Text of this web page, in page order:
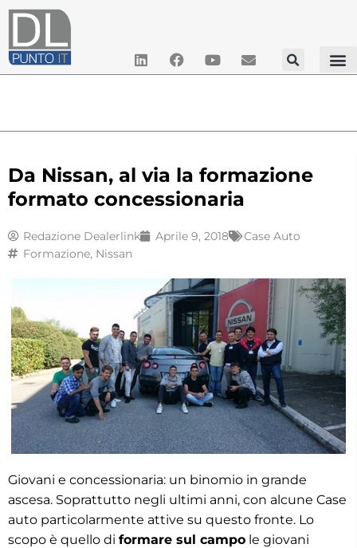
Da Nissan, al via la formazione
formato concessionaria
Redazione Dealerlink Aprile 9, 2018
Case Auto
Formazione, Nissan
Giovani e concessionaria: un binomio in grande
ascesa. Soprattutto negli ultimi anni, con alcune Case
auto particolarmente attive su questo fronte. Lo
scopo è quello di formare sul campo le giovani